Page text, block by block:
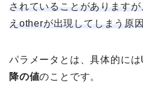
されていることがあります
えotherが出現してしまう原因
パラメータとは、具体的に
降の値のことです。